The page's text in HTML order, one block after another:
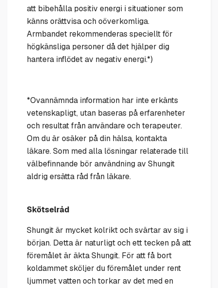
att bibehålla positiv energi i situationer som
känns orättvisa och oöverkomliga.
Armbandet rekommenderas specielltför
högkänsliga personer då det hjälper dig
hantera inflödetav negativ energi.*)
*Ovannämnda information har inte erkänts
vetenskapligt, utan baseras på erfarenheter
och resultat från användare och terapeuter.
Om du är osäker på din hälsa, kontakta
läkare. Som med alla lösningar relaterade till
välbefinnande bör användning av Shungit
aldrig ersätta råd från läkare.
Skötselråd
Shungit är mycket kolrikt och svärtar av sig i
början. Detta är naturligt och ett tecken på att
föremålet är äkta Shungit. För att få bort
koldammet sköljer du föremålet under rent
ljummet vatten och torkar av det med en